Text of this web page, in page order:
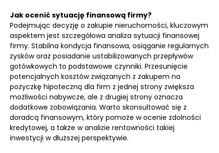
Jak ocenić sytuację finansową firmy?
Podejmując decyzję o zakupie nieruchomości, kluczowym
aspektem jest szczegółowa analiza sytuacji finansowej
firmy. Stabilna kondycja finansowa, osiąganie regularnych
zysków oraz posiadanie ustabilizowanych przepływów
gotówkowych to podstawowe czynniki. Przesunięcie
potencjalnych kosztów związanych z zakupem na
pożyczkę hipoteczną dla firm z jednej strony zwiększa
możliwości nabywcze, ale z drugiej strony oznacza
dodatkowe zobowiązania. Warto skonsultować się z
doradcą finansowym, który pomoże w ocenie zdolności
kredytowej, a także w analizie rentowności takiej
inwestycji w dłuższej perspektywie.